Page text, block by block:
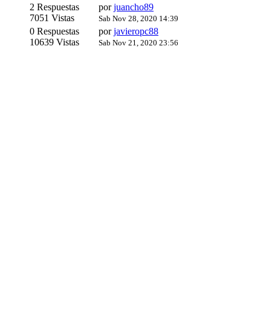
2 Respuestas
7051 Vistas
porjuancho89
Sab Nov 28, 2020 14:39
0 Respuestas
10639 Vistas
porjavieropc88
Sab Nov 21, 2020 23:56